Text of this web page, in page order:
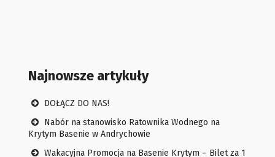
Najnowsze artykuły
DOŁĄCZ DO NAS!
Nabór na stanowisko Ratownika Wodnego na
Krytym Basenie w Andrychowie
Wakacyjna Promocja na Basenie Krytym – Bilet za 1